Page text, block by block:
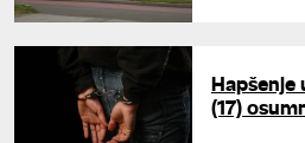
Hapšenje
(17)